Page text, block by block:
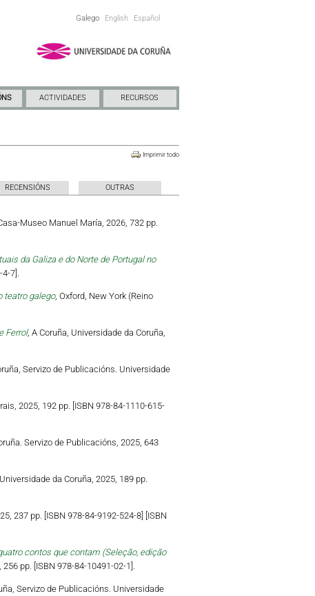
Galego English Español
ACTIVIDADES RECURSOS
Imprimir todo
RECENSIÓNS OUTRAS
Museo Manuel María, 2026, 732 pp.
da Galiza e do Norte de Portugal no
7].
teatro galego, Oxford, New York (Reino
Ferrol, A Coruña, Universidade da Coruña,
Servizo de Publicacións. Universidade
2025, 192 pp. [ISBN 978-84-1110-615-
Servizo de Publicacións, 2025, 643
da Coruña, 2025, 189 pp.
237 pp. [ISBN 978-84-9192-524-8] [ISBN
contos que contam (Seleção, edição
pp. [ISBN 978-84-10491-02-1].
Servizo de Publicacións. Universidade